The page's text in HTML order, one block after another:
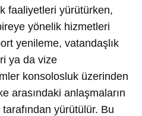
faaliyetleri yürütürken,
yönelik hizmetleri
yenileme, vatandaşlık
ya da vize
konsolosluk üzerinden
arasındaki anlaşmaların
yürütülür. Bu